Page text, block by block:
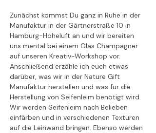
Zunächst kommst Du ganz in Ruhe in der
Manufaktur in der Gärtnerstraße 10 in
Hamburg-Hoheluft an und wir bereiten
uns mental bei einem Glas Champagner
auf unseren Kreativ-Workshop vor.
Anschließend erzähle ich euch etwas
darüber, was wir in der Nature Gift
Manufaktur herstellen und was für die
Herstellung von Seifenleim benötigt wird.
Wir werden Seifenleim nach Belieben
einfärben und in verschiedenen Texturen
auf die Leinwand bringen. Ebenso werden